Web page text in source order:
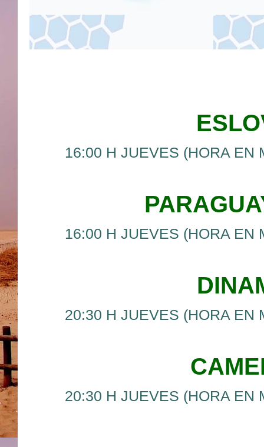
16:00 H JUEVES (HORA EN
16:00 H JUEVES (HORA EN
20:30 H JUEVES (HORA EN
20:30 H JUEVES (HORA EN